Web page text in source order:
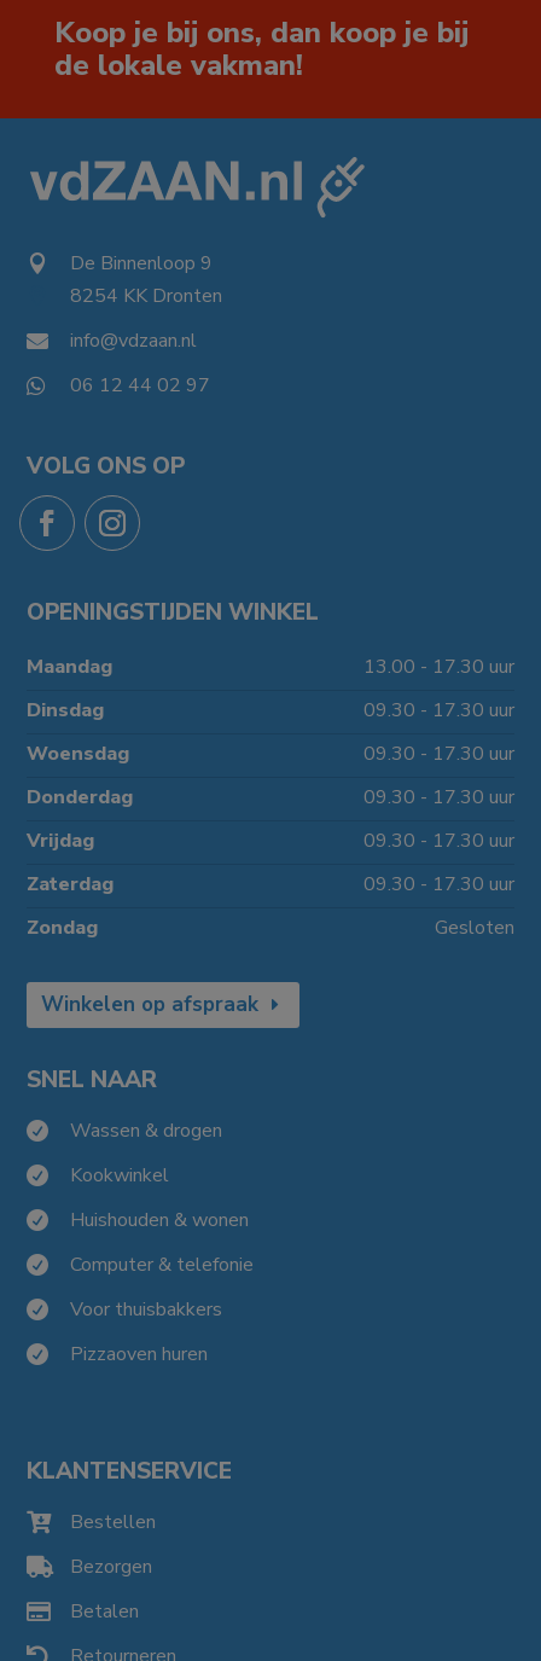
Koop je bij ons, dan koop je bij
de lokale vakman!
 De Binnenloop 9
8254 KK Dronten
 info@vdzaan.nl
 06 12 44 02 97
VOLG ONS OP
OPENINGSTIJDEN WINKEL
Maandag
13.00 - 17.30 uur
Dinsdag
09.30 - 17.30 uur
Woensdag
09.30 - 17.30 uur
Donderdag
09.30 - 17.30 uur
Vrijdag
09.30 - 17.30 uur
Zaterdag
09.30 - 17.30 uur
Zondag
Gesloten
Winkelen op afspraak
SNEL NAAR
 Wassen & drogen
 Kookwinkel
 Huishouden & wonen
 Computer & telefonie
 Voor thuisbakkers
 Pizzaoven huren
KLANTENSERVICE
 Bestellen
 Bezorgen
 Betalen
